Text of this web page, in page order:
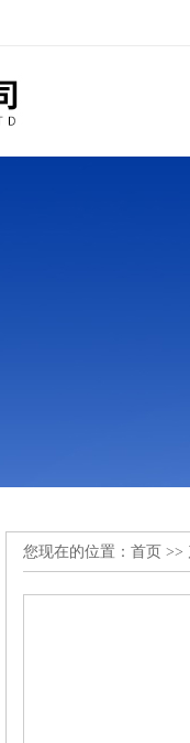
您现在的位置： 首页 >>